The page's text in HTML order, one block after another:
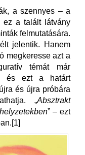
a szennyes – a
ez a talált látvány
felmutatására.
jelentik. Hanem
megkeresse azt a
témát már
és ezt a határt
és újra próbára
„Absztrakt
” – ezt